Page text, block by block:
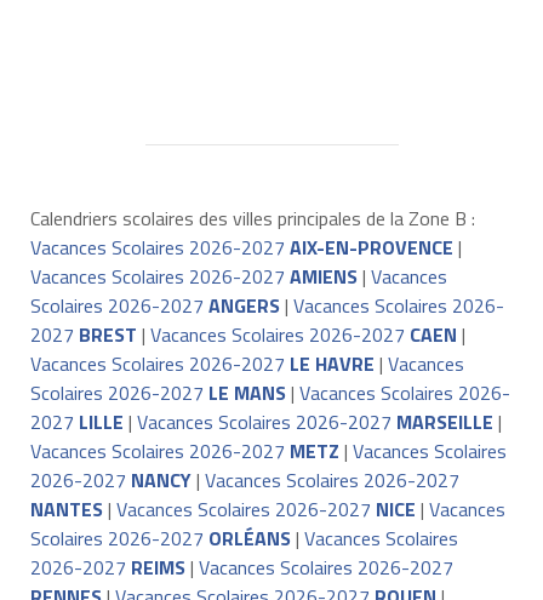
Calendriers scolaires des villes principales de la Zone B :
Vacances Scolaires 2026-2027 AIX-EN-PROVENCE |
Vacances Scolaires 2026-2027 AMIENS| Vacances
Scolaires 2026-2027 ANGERS| Vacances Scolaires 2026-
2027 BREST | Vacances Scolaires 2026-2027 CAEN |
Vacances Scolaires 2026-2027 LE HAVRE | Vacances
Scolaires 2026-2027 LE MANS| Vacances Scolaires 2026-
2027 LILLE | Vacances Scolaires 2026-2027 MARSEILLE |
Vacances Scolaires 2026-2027 METZ | Vacances Scolaires
2026-2027 NANCY| Vacances Scolaires 2026-2027
NANTES| Vacances Scolaires 2026-2027 NICE | Vacances
Scolaires 2026-2027 ORLÉANS| Vacances Scolaires
2026-2027 REIMS| Vacances Scolaires 2026-2027